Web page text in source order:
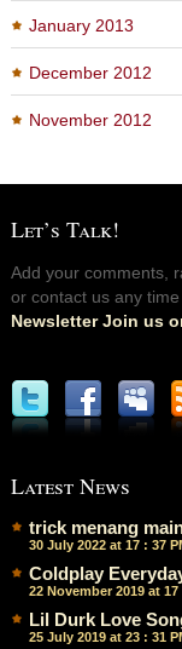
January 2013
December 2012
November 2012
Let’s Talk!
Add your comments,
or contact us any time
Newsletter Join us
Latest News
trick menang
30 July 2022 at 17 : 37
Coldplay
22 November 2019 at 17
Lil Durk Love
25 July 2019 at 23 : 31